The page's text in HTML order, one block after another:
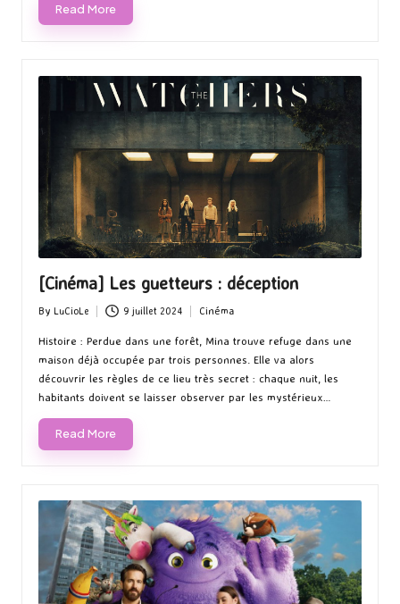
Read More
[Cinéma] Les guetteurs : déception
Posted
by
By LuCioLe 9 juillet 2024
in
Cinéma
Histoire : Perdue dans une forêt, Mina trouve refuge dans une
maison déjà occupée par trois personnes. Elle va alors
découvrir les règles de ce lieu très secret : chaque nuit, les
habitants doivent se laisser observer par les mystérieux…
Read More